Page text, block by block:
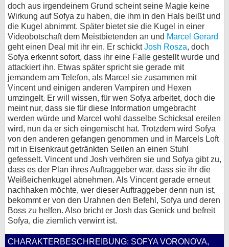
doch aus irgendeinem Grund scheint seine Magie keine
Wirkung auf Sofya zu haben, die ihm in den Hals beißt und
die Kugel abnimmt. Später bietet sie die Kugel in einer
Videobotschaft dem Meistbietenden an und Marcel Gerard
geht einen Deal mit ihr ein. Er schicktJosh Rosza, doch
Sofya erkennt sofort, dass ihr eine Falle gestellt wurde und
attackiert ihn. Etwas später spricht sie gerade mit
jemandem am Telefon, als Marcel sie zusammen mit
Vincent und einigen anderen Vampiren und Hexen
umzingelt. Er will wissen, für wen Sofya arbeitet, doch die
meint nur, dass sie für diese Information umgebracht
werden würde und Marcel wohl dasselbe Schicksal ereilen
wird, nun da er sich eingemischt hat. Trotzdem wird Sofya
von den anderen gefangen genommen und in Marcels Loft
mit in Eisenkraut getränkten Seilen an einen Stuhl
gefesselt. Vincent und Josh verhören sie und Sofya gibt zu,
dass es der Plan ihres Auftraggeber war, dass sie ihr die
Weißeichenkugel abnehmen. Als Vincent gerade erneut
nachhaken möchte, wer dieser Auftraggeber denn nun ist,
bekommt er von den Urahnen den Befehl, Sofya und deren
Boss zu helfen. Also bricht er Josh das Genick und befreit
Sofya, die ziemlich verwirrt ist.
CHARAKTERBESCHREIBUNG: SOFYA VORONOVA,
bei Facebook
Kontakt
Nutzungsbedingungen
Datenschutz
Cookie-Einstellungen
Impressum
Desktop-Ansicht
myFanbase